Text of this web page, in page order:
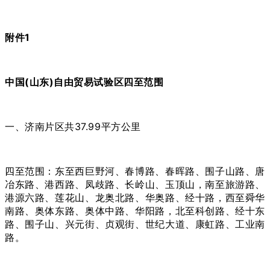
附件1
中国(山东)自由贸易试验区四至范围
一、济南片区共37.99平方公里
四至范围：东至西巨野河、春博路、春晖路、围子山路、唐
冶东路、港西路、凤歧路、长岭山、玉顶山，南至旅游路、
港源六路、莲花山、龙奥北路、华奥路、经十路，西至舜华
南路、奥体东路、奥体中路、华阳路，北至科创路、经十东
路、围子山、兴元街、贞观街、世纪大道、康虹路、工业南
路。